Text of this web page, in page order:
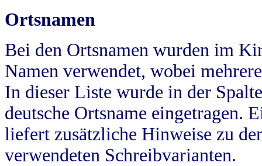
Ortsnamen
Bei den Ortsnamen wurden im
Namen verwendet, wobei
In dieser Liste wurde in der
deutsche Ortsname eingetragen.
liefert zusätzliche Hinweise zu
verwendeten Schreibvarianten.